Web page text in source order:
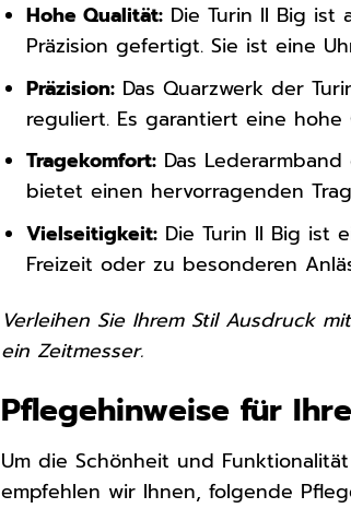
Hohe Qualität: Die Turin II Big
Präzision gefertigt. Sie ist eine
Präzision: Das Quarzwerk der
reguliert. Es garantiert eine
Tragekomfort: Das
bietet einen hervorragenden
Vielseitigkeit: Die Turin II Big ist
Freizeit oder zu besonderen
Verleihen Sie Ihrem Stil Ausdruck
ein Zeitmesser.
Pflegehinweise für
Um die Schönheit und
empfehlen wir Ihnen, folgende